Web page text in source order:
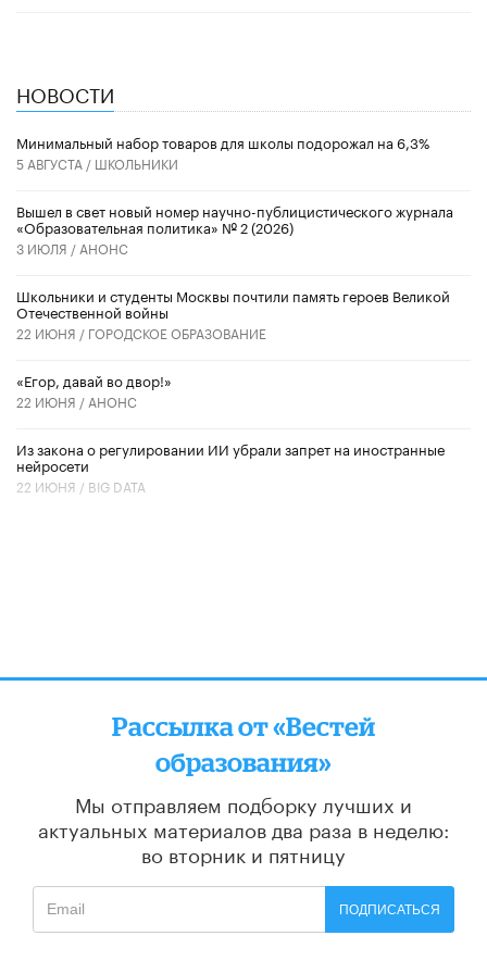
НОВОСТИ
Минимальный набор товаров для школы подорожал на 6,3%
5 АВГУСТА / ШКОЛЬНИКИ
Вышел в свет новый номер научно-публицистического журнала
«Образовательная политика» № 2 (2026)
3 ИЮЛЯ / АНОНС
Школьники и студенты Москвы почтили память героев Великой
Отечественной войны
22 ИЮНЯ / ГОРОДСКОЕ ОБРАЗОВАНИЕ
«Егор, давай во двор!»
22 ИЮНЯ / АНОНС
Из закона о регулировании ИИ убрали запрет на иностранные
нейросети
22 ИЮНЯ / BIG DATA
Рассылка от «Вестей
образования»
Мы отправляем подборку лучших и
актуальных материалов два раза в неделю:
во вторник и пятницу
ПОДПИСАТЬСЯ